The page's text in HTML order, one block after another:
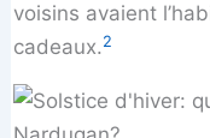
voisins avaient
cadeaux.2